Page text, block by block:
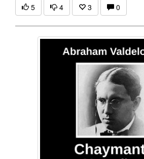
5 4 3 0